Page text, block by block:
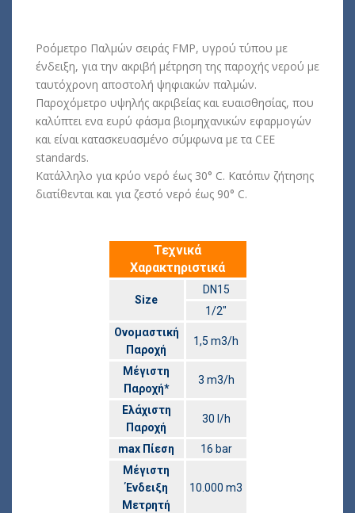
Ροόμετρο Παλμών σειράς FMP, υγρού τύπου με
ένδειξη, για την ακριβή μέτρηση της παροχής νερού με
ταυτόχρονη αποστολή ψηφιακών παλμών.
Παροχόμετρo υψηλής ακριβείας και ευαισθησίας, που
καλύπτει ενα ευρύ φάσμα βιομηχανικών εφαρμογών
και είναι κατασκευασμένο σύμφωνα με τα CEE
standards.
Κατάλληλo για κρύο νερό έως 30° C. Κατόπιν ζήτησης
διατίθενται και για ζεστό νερό έως 90° C.
Τεχνικά
Χαρακτηριστικά
Size
DN15
1/2″
Ονομαστική
Παροχή
1,5 m3/h
Μέγιστη
Παροχή*
3 m3/h
Ελάχιστη
Παροχή
30 l/h
max Πίεση
16 bar
Μέγιστη
Ένδειξη
Μετρητή
10.000 m3